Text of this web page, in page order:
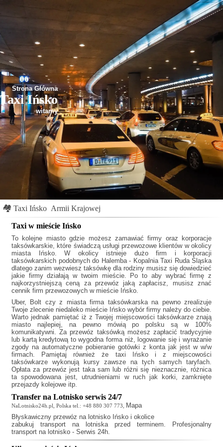
Strona Główna
Taxi Ińsko
witamy
🏘 Taxi Ińsko Armii Krajowej
Taxi w mieście Ińsko
To kolejne miasto gdzie możesz zamawiać firmy oraz korporacje
taksówkarskie, które świadczą usługi przewozowe klientów w okolicy
miasta Ińsko. W okolicy istnieje dużo firm i korporacji
taksówkarskich podobnych do Halemba - Kopalnia Taxi Ruda Śląska
dlatego zanim wezwiesz taksówkę dla rodziny musisz się dowiedzieć
jakie firmy działają w twoim mieście. Po to aby wybrać firmę z
najkorzystniejszą ceną za przewóz jaką zapłacisz, musisz znać
cennik firm przewozowych w mieście Ińsko.
Uber, Bolt czy z miasta firma taksówkarska na pewno zrealizuje
Twoje zlecenie niedaleko mieście Ińsko wybór firmy należy do ciebie.
Warto jednak pamiętać iż z Twojej miejscowości taksówkarze znają
miasto najlepiej, na pewno mówią po polsku są w 100%
komunikatywni. Za przewóz taksówką możesz zapłacić tradycyjnie
lub kartą kredytową to wygodna forma niż, logowanie się i wyrażanie
zgody na automatyczne pobieranie gotówki z konta jak jest w w/w
firmach. Pamiętaj również że taxi Ińskoi z miejscowości
taksówkarze wykonują kursy zawsze na tych samych taryfach.
Opłata za przewóz jest taka sam lub różni się nieznacznie, różnica
ta spowodowana jest, utrudnieniami w ruch jak korki, zamknięte
przejazdy kolejowe itp.
Transfer na Lotnisko serwis 24/7
NaLotnisko24h.pl, Polska tel.: +48 880 307 773, Mapa
Błyskawiczny przewóz na lotnisko Ińsko i okolice
zabukuj transport na lotniska przed terminem. Profesjonalny
transport na lotnisko - Serwis 24h.